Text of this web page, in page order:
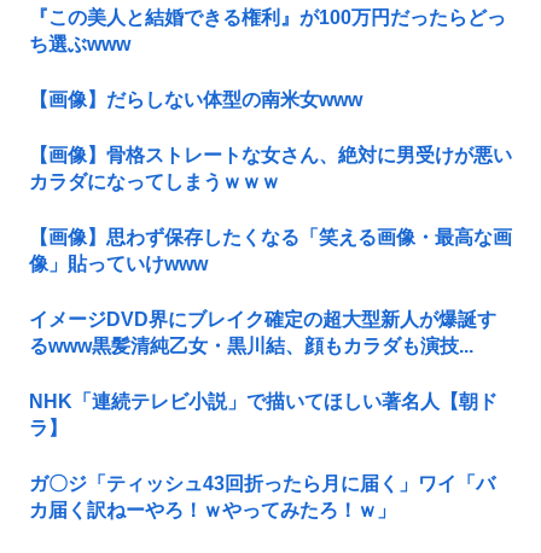
『この美人と結婚できる権利』が100万円だったらどっ
ち選ぶwww
【画像】だらしない体型の南米女www
【画像】骨格ストレートな女さん、絶対に男受けが悪い
カラダになってしまうｗｗｗ
【画像】思わず保存したくなる「笑える画像・最高な画
像」貼っていけwww
イメージDVD界にブレイク確定の超大型新人が爆誕す
るwww黒髪清純乙女・黒川結、顔もカラダも演技...
NHK「連続テレビ小説」で描いてほしい著名人【朝ド
ラ】
ガ〇ジ「ティッシュ43回折ったら月に届く」ワイ「バ
カ届く訳ねーやろ！ｗやってみたろ！ｗ」